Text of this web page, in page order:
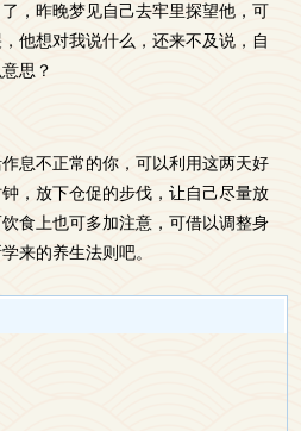
，昨晚梦见自己去牢里探望他，可
他想对我说什么，还来不及说，自
思？
息不正常的你，可以利用这两天好
，放下仓促的步伐，让自己尽量放
食上也可多加注意，可借以调整身
来的养生法则吧。